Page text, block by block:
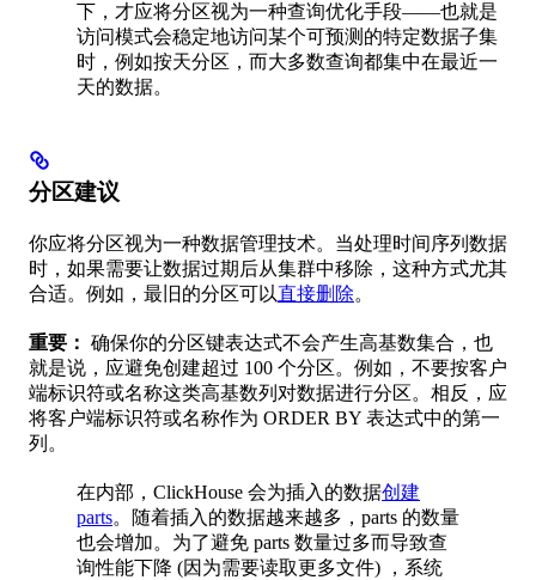
下，才应将分区视为一种查询优化手段——也就是
访问模式会稳定地访问某个可预测的特定数据子集
时，例如按天分区，而大多数查询都集中在最近一
天的数据。
分区建议
你应将分区视为一种数据管理技术。当处理时间序列数据
时，如果需要让数据过期后从集群中移除，这种方式尤其
合适。例如，最旧的分区可以直接删除。
重要： 确保你的分区键表达式不会产生高基数集合，也
就是说，应避免创建超过 100 个分区。例如，不要按客户
端标识符或名称这类高基数列对数据进行分区。相反，应
将客户端标识符或名称作为 ORDER BY 表达式中的第一
列。
在内部，ClickHouse 会为插入的数据创建
parts。随着插入的数据越来越多，parts 的数量
也会增加。为了避免 parts 数量过多而导致查
询性能下降 (因为需要读取更多文件) ，系统